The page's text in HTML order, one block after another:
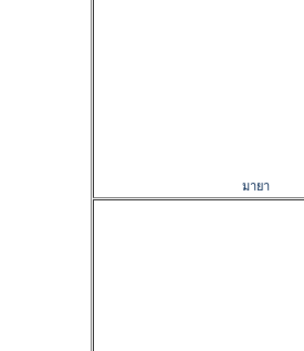
มายา